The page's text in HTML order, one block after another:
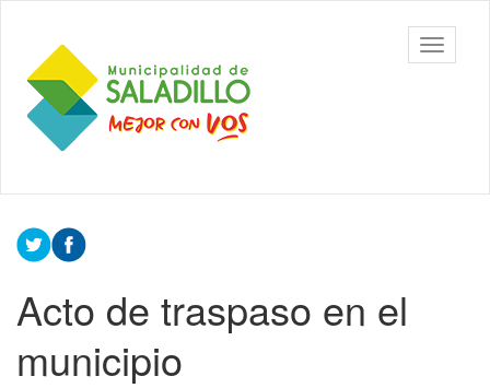
contenido
principal
Municipalidad
de Saladillo
barra
Contenido
principal
Acto de traspaso en el
municipio